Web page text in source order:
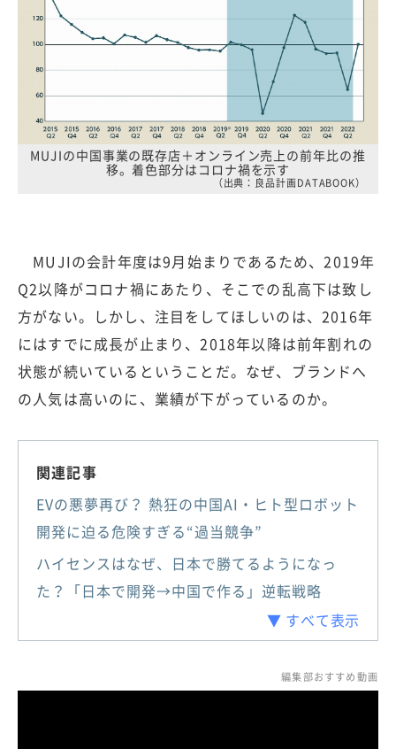
MUJIの中国事業の既存店＋オンライン売上の前年比の推
移。着色部分はコロナ禍を示す
（出典：良品計画DATABOOK）
MUJIの会計年度は9月始まりであるため、2019年
Q2以降がコロナ禍にあたり、そこでの乱高下は致し
方がない。しかし、注目をしてほしいのは、2016年
にはすでに成長が止まり、2018年以降は前年割れの
状態が続いているということだ。なぜ、ブランドへ
の人気は高いのに、業績が下がっているのか。
関連記事
EVの悪夢再び？ 熱狂の中国AI・ヒト型ロボット
開発に迫る危険すぎる“過当競争”
ハイセンスはなぜ、日本で勝てるようになっ
た？「日本で開発→中国で作る」逆転戦略
▼ すべて表示
編集部おすすめ動画